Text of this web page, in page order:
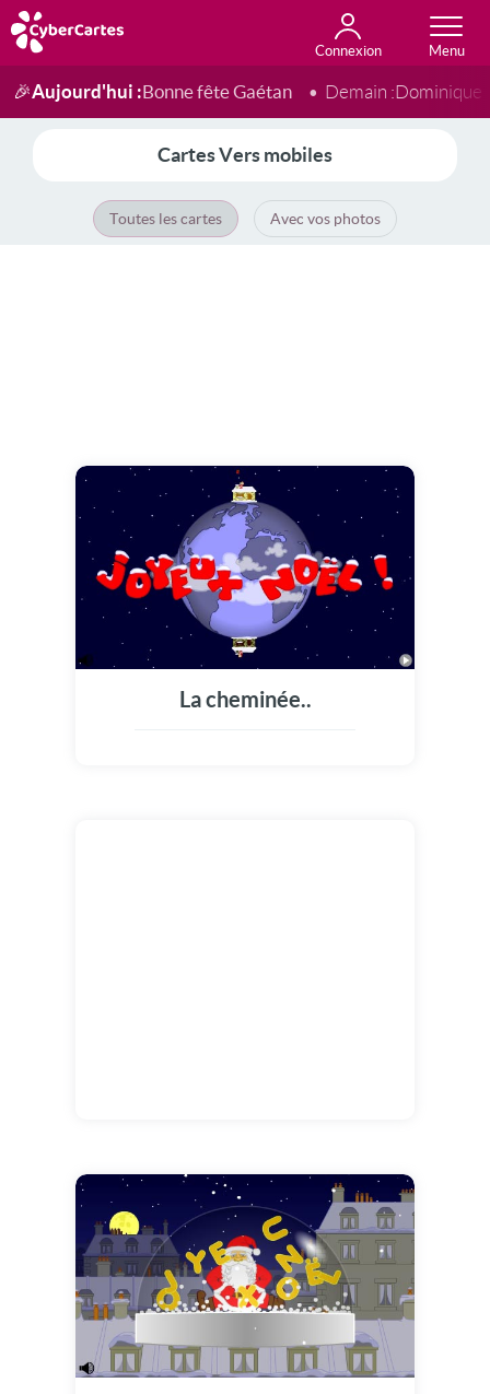
Connexion
Anniversaire
Fête du jour
Amour
Amitié
Merci
Toutes les cartes
🎉Aujourd'hui :Bonne fête Gaétan Demain :Dominique
Cartes Vers mobiles
Toutes les cartes Avec vos photos
La cheminée..